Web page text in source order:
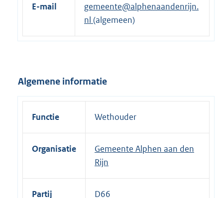
r
e
n
k
E-mail
gemeente@alphenaandenrijn.
nl (algemeen)
Algemene informatie
Functie Wethouder
Organisatie
Gemeente Alphen aan den
Rijn
Partij D66